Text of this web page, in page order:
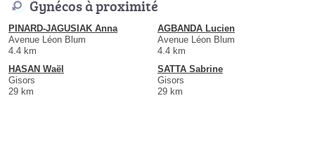
Gynécos à proximité
PINARD-JAGUSIAK Anna
Avenue Léon Blum
4.4 km
AGBANDA Lucien
Avenue Léon Blum
4.4 km
HASAN Waël
Gisors
29 km
SATTA Sabrine
Gisors
29 km